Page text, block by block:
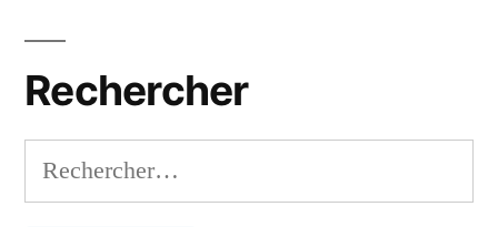
Rechercher
Rechercher :